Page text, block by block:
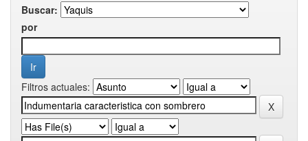
Buscar:
por
Filtros actuales: